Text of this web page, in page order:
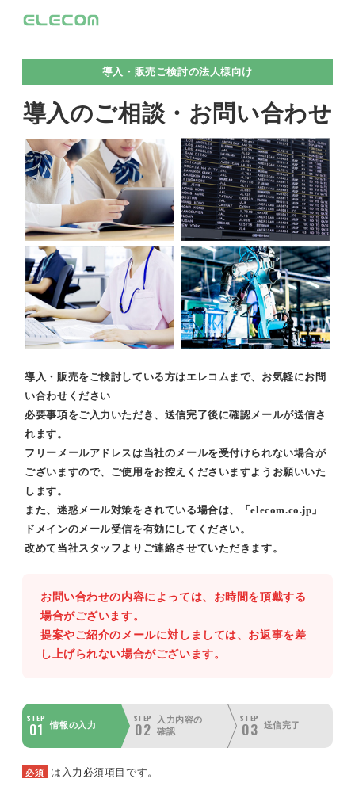
導入・販売ご検討の法人様向け
導入のご相談・お問い合わせ
導入・販売をご検討している方はエレコムまで、お気軽にお問
い合わせください
必要事項をご入力いただき、送信完了後に確認メールが送信さ
れます。
フリーメールアドレスは当社のメールを受付けられない場合が
ございますので、ご使用をお控えくださいますようお願いいた
します。
また、迷惑メール対策をされている場合は、「elecom.co.jp」
ドメインのメール受信を有効にしてください。
改めて当社スタッフよりご連絡させていただきます。
お問い合わせの内容によっては、お時間を頂戴する
場合がございます。
提案やご紹介のメールに対しましては、お返事を差
し上げられない場合がございます。
STEP
01 情報の入力
STEP
02
入力内容の
確認
STEP
03 送信完了
必須 は入力必須項目です。